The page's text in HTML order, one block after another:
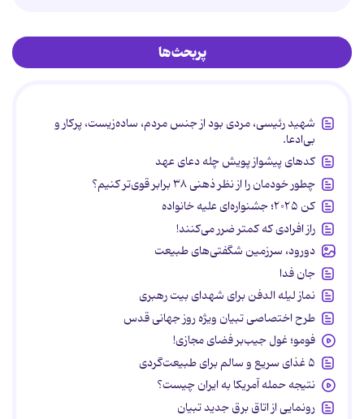
پربحث‌ها
شهید رئیسی، مردی بود از جنس مردم، ساده‌زیست، پرکار و
بی‌ادعا.
کدهای پیشواز پویش چله دعای عهد
چطور خودمان را از نظر ذهنی ۳۸ برابر قوی‌تر کنیم؟
کن ۲۰۲۵؛ جشنواره‌ای علیه خانواده
راز افرادی که کمتر ضرر می‌کنند!
دورود، سرزمین شگفتی‌های طبیعت
جان فدا
نماز لیله الدفن برای شهدای بیت رهبری
طرح اختصاصی تبیان ویژه روز جهانی قدس
فومو؛ غول جیب‌بر فضای مجازی!
۵ غذای سریع و سالم برای طبیعت‌گردی
نتیجه حمله آمریکا به ایران چیست؟
رونمایی از اتاق برق جدید تبیان